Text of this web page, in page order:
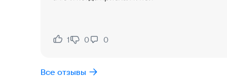
Нравится:
1
Не нравится:
0 0
Все отзывы